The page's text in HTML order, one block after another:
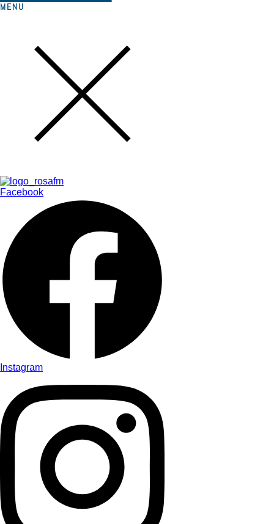
MENU
Facebook
Instagram